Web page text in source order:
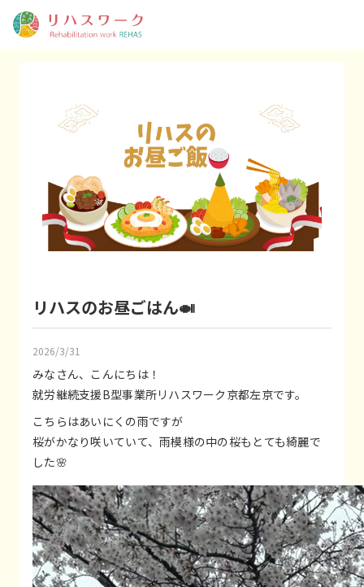
リハスのお昼ごはん🍛
2026/3/31
みなさん、こんにちは！
就労継続支援B型事業所リハスワーク京都左京です。
こちらはあいにくの雨ですが
桜がかなり咲いていて、雨模様の中の桜もとても綺麗で
した🌸